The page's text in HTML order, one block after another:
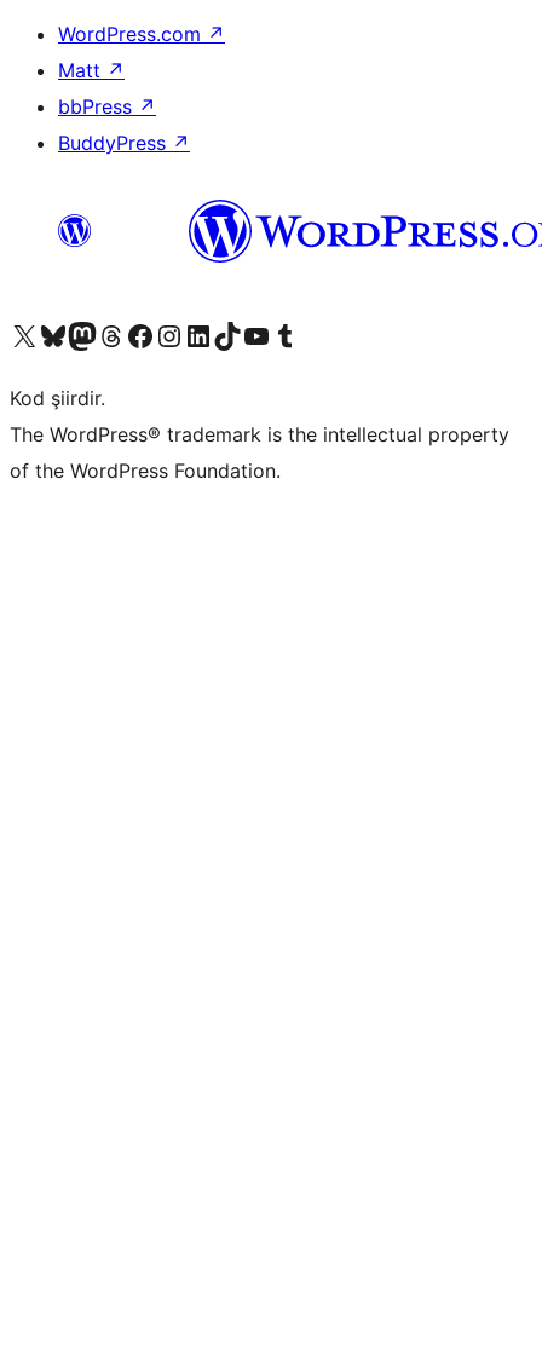
WordPress.com ↗
Matt ↗
bbPress ↗
BuddyPress ↗
X (eski Twitter) hesabımıza bakın
Bluesky hesabımızı ziyaret edinMastodon hesabımızı ziyaret edinThreads hesabımızı ziyaret edinFacebook sayfamızı ziyaret edinInstagram hesabımızı ziyaret edinLinkedIn hesabımızı ziyaret edinTikTok hesabımızı ziyaret edinYouTube kanalımızı ziyaret edinTumblr hesabımızı ziyaret edin
Kod şiirdir.
The WordPress® trademark is the intellectual property
of the WordPress Foundation.